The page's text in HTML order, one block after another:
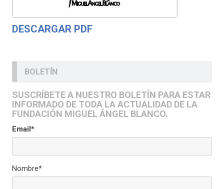
DESCARGAR PDF
BOLETÍN
SUSCRÍBETE A NUESTRO BOLETÍN PARA ESTAR
INFORMADO DE TODA LA ACTUALIDAD DE LA
FUNDACIÓN MIGUEL ÁNGEL BLANCO.
Email*
Nombre*